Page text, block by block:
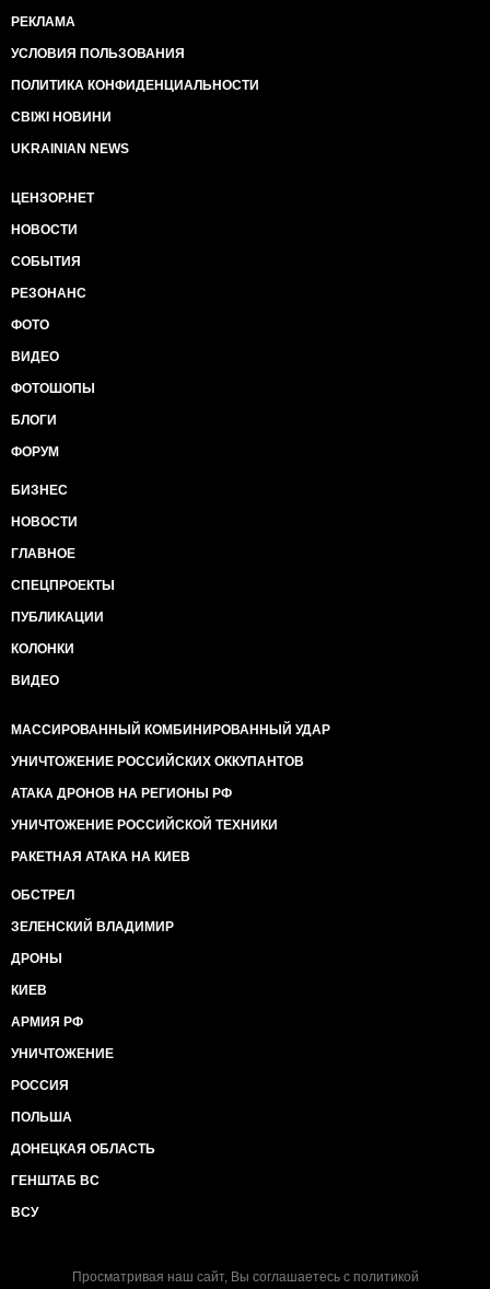
РЕКЛАМА
УСЛОВИЯ ПОЛЬЗОВАНИЯ
ПОЛИТИКА КОНФИДЕНЦИАЛЬНОСТИ
СВІЖІ НОВИНИ
UKRAINIAN NEWS
ЦЕНЗОР.НЕТ
НОВОСТИ
СОБЫТИЯ
РЕЗОНАНС
ФОТО
ВИДЕО
ФОТОШОПЫ
БЛОГИ
ФОРУМ
БИЗНЕС
НОВОСТИ
ГЛАВНОЕ
СПЕЦПРОЕКТЫ
ПУБЛИКАЦИИ
КОЛОНКИ
ВИДЕО
МАССИРОВАННЫЙ КОМБИНИРОВАННЫЙ УДАР
УНИЧТОЖЕНИЕ РОССИЙСКИХ ОККУПАНТОВ
АТАКА ДРОНОВ НА РЕГИОНЫ РФ
УНИЧТОЖЕНИЕ РОССИЙСКОЙ ТЕХНИКИ
РАКЕТНАЯ АТАКА НА КИЕВ
ОБСТРЕЛ
ЗЕЛЕНСКИЙ ВЛАДИМИР
ДРОНЫ
КИЕВ
АРМИЯ РФ
УНИЧТОЖЕНИЕ
РОССИЯ
ПОЛЬША
ДОНЕЦКАЯ ОБЛАСТЬ
ГЕНШТАБ ВС
ВСУ
Просматривая наш сайт, Вы соглашаетесь с политикой